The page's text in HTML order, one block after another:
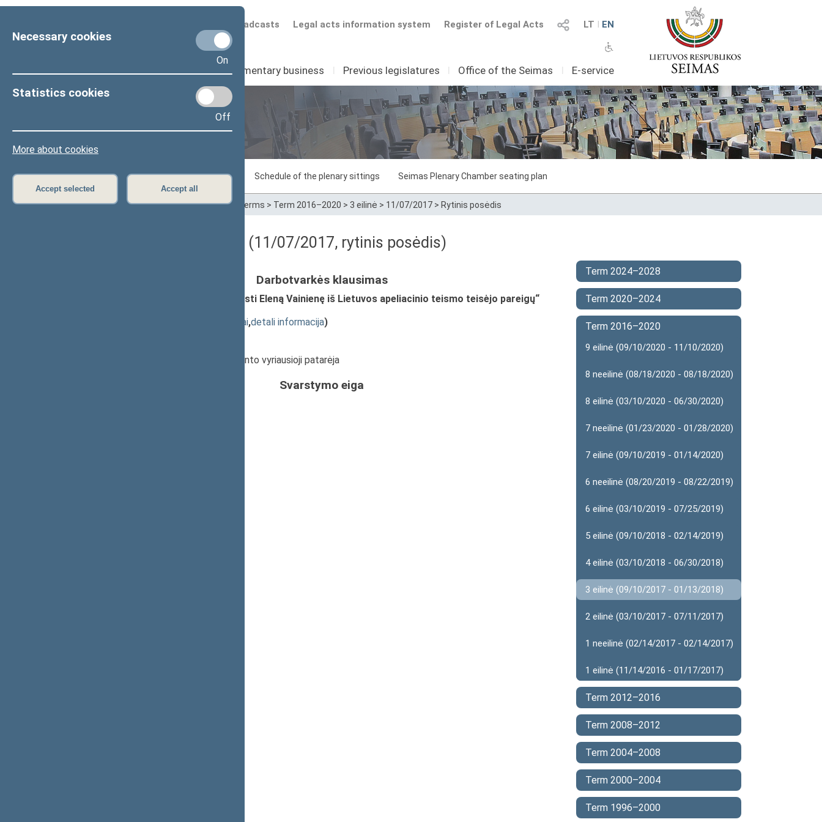
Necessary cookies
On
Statistics cookies
Off
More about cookies
Accept selected Accept all
LT I EN
Register of Legal Acts
Legal acts information system
Scheduled broadcasts
Seimas I Parliamentary business I Previous legislatures I Office of the Seimas I E-service
Sitting in progress Plenary sittings Schedule of the plenary sittings Seimas Plenary Chamber seating plan
Home>Plenary sittings>Parliamentary terms > Term 2016–2020 > 3 eilinė > 11/07/2017 > Rytinis posėdis
Darbotvarkės klausimas (11/07/2017, rytinis posėdis)
Darbotvarkės klausimas
Seimo nutarimo „Dėl pritarimo atleisti Eleną Vainienę iš Lietuvos apeliacinio teismo teisėjo pareigų“
susiję dokumentai,detali informacija)
, Respublikos Prezidento vyriausioji patarėja
Svarstymo eiga
Term 2024–2028
Term 2020–2024
Term 2016–2020
9 eilinė (09/10/2020 - 11/10/2020)
8 neeilinė (08/18/2020 - 08/18/2020)
8 eilinė (03/10/2020 - 06/30/2020)
7 neeilinė (01/23/2020 - 01/28/2020)
7 eilinė (09/10/2019 - 01/14/2020)
6 neeilinė (08/20/2019 - 08/22/2019)
6 eilinė (03/10/2019 - 07/25/2019)
5 eilinė (09/10/2018 - 02/14/2019)
4 eilinė (03/10/2018 - 06/30/2018)
3 eilinė (09/10/2017 - 01/13/2018)
2 eilinė (03/10/2017 - 07/11/2017)
1 neeilinė (02/14/2017 - 02/14/2017)
1 eilinė (11/14/2016 - 01/17/2017)
Term 2012–2016
Term 2008–2012
Term 2004–2008
Term 2000–2004
Term 1996–2000